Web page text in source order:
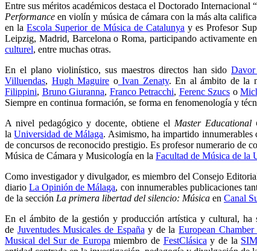
Entre sus méritos académicos destaca el Doctorado Internacional “
Performance en violín y música de cámara con la más alta
en laEscola Superior de Música de Catalunya y es Profesor
Leipzig, Madrid, Barcelona o Roma, participando activamente
culturel, entre muchas otras.
En el plano violinístico, sus maestros directos han sido
Villuendas, Hugh Maguire oIvan Zenaty. En al ámbito de la
Filippini, Bruno Giuranna, Franco Petracchi, Ferenc Szucs o
Siempre en continua formación, se forma en fenomenología y
A nivel pedagógico y docente, obtiene el Master
laUniversidad de Málaga. Asimismo, ha impartido
de concursos de reconocido prestigio. Es profesor numerario de
Música de Cámara y Musicología en la Facultad de Música de la
Como investigador y divulgador, es miembro del Consejo
diarioLa Opinión de Málaga, con innumerables publicaciones
de la sección La primera libertad del silencio: Música en Canal
En el ámbito de la gestión y producción artística y cultural, ha
de Juventudes Musicales de España y de laEuropean
Musical del Sur de Europa miembro de FestClásica y de la